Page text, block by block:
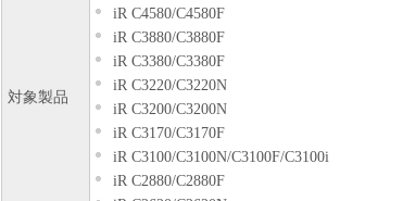
お客様は、再使用許諾、譲渡、販売、頒布、
他の方法により、第三者に「本ソフトウェア
きません。
お客様は、「本ソフトウェア」の全部または
ンパイル、逆アセンブル、その他リバースエ
とはできません。また第三者にこのような行
ん。
対象製品
iR C4580/C4580F
iR C3880/C3880F
iR C3380/C3380F
iR C3220/C3220N
iR C3200/C3200N
iR C3170/C3170F
iR C3100/C3100N/C3100F/C3100i
iR C2880/C2880F